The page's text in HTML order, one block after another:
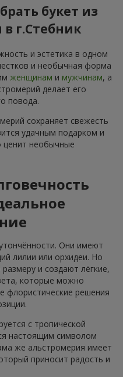
букет из
г.Стебник
и эстетика в одном
и необычная форма
женщинам и мужчинам, а
делает его
повода.
сохраняет свежесть
удачным подарком и
необычные
Они имеют
лилии или орхидеи. Но
и создают лёгкие,
которые можно
флористические решения
с тропической
настоящим символом
же альстромерия имеет
приносит радость и